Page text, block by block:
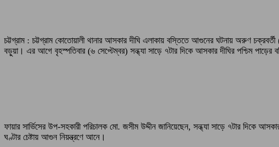
চট্টগ্রাম : চট্টগ্রাম কোতোয়ালী থানার আসকার দীঘি এলাকায় বস্তিতে আগুনের ঘটনায় অরুণ
বড়ুয়া। এর আগে বৃহস্পতিবার (৬ সেপ্টেম্বর) সন্ধ্যা সাড়ে ৭টার দিকে আসকার দীঘির পশ্চিম পাড়ের
ফায়ার সার্ভিসের উপ-সহকারী পরিচালক মো. জসীম উদ্দীন জানিয়েছেন, সন্ধ্যা সাড়ে ৭টার দিকে
ঘণ্টার চেষ্টায় আগুন নিয়ন্ত্রণে আনে।